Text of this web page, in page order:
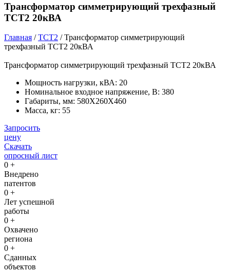
Трансформатор симметрирующий трехфазный
ТСТ2 20кВА
Главная /ТСТ2 / Трансформатор симметрирующий
трехфазный ТСТ2 20кВА
Трансформатор симметрирующий трехфазный ТСТ2 20кВА
Мощность нагрузки, кВА: 20
Номинальное входное напряжение, В: 380
Габариты, мм: 580Х260Х460
Масса, кг: 55
Запросить
цену
Скачать
опросный лист
0 +
Внедрено
патентов
0 +
Лет успешной
работы
0 +
Охвачено
региона
0 +
Сданных
объектов